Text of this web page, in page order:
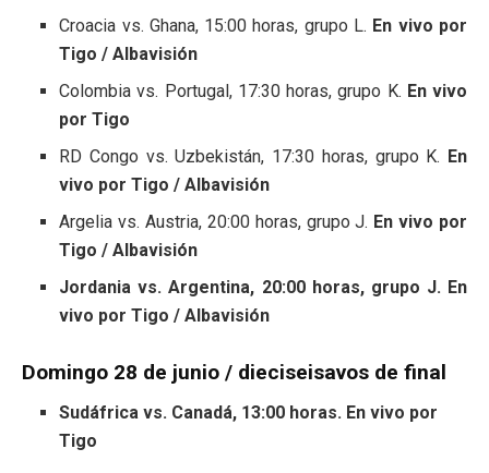
Croacia vs. Ghana, 15:00 horas, grupo L. En vivo por
Tigo / Albavisión
Colombia vs. Portugal, 17:30 horas, grupo K. En vivo
por Tigo
RD Congo vs. Uzbekistán, 17:30 horas, grupo K. En
vivo por Tigo / Albavisión
Argelia vs. Austria, 20:00 horas, grupo J. En vivo por
Tigo / Albavisión
Jordania vs. Argentina, 20:00 horas, grupo J. En
vivo por Tigo / Albavisión
Domingo 28 de junio / dieciseisavos de final
Sudáfrica vs. Canadá, 13:00 horas. En vivo por
Tigo